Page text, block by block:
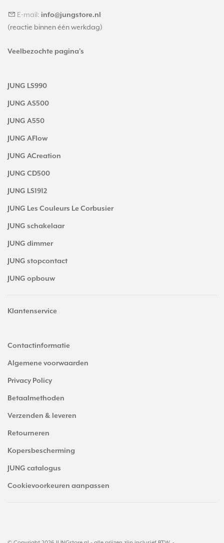
E-mail: info@jungstore.nl
(reactie binnen één werkdag)
Veelbezochte pagina's
JUNG LS990
JUNG AS500
JUNG A550
JUNG AFlow
JUNG ACreation
JUNG CD500
JUNG LS1912
JUNG Les Couleurs Le Corbusier
JUNG schakelaar
JUNG dimmer
JUNG stopcontact
JUNG opbouw
Klantenservice
Contactinformatie
Algemene voorwaarden
Privacy Policy
Betaalmethoden
Verzenden & leveren
Retourneren
Kopersbescherming
JUNG catalogus
Cookievoorkeuren aanpassen